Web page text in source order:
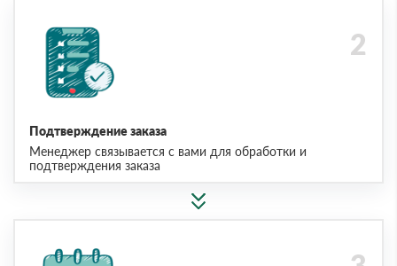
Подтверждение заказа
Менеджер связывается с вами для обработки и
подтверждения заказа